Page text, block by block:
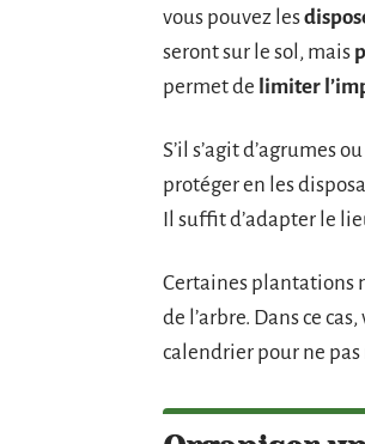
vous pouvez les
seront sur le sol, mais
permet de limiter
S’il s’agit d’agrumes
protéger en les
Il suffit d’adapter le
Certaines plantations
de l’arbre. Dans ce
calendrier pour ne